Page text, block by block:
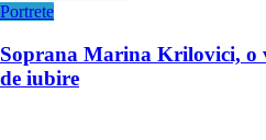
Portrete
Soprana Marina Krilovici, o
de iubire